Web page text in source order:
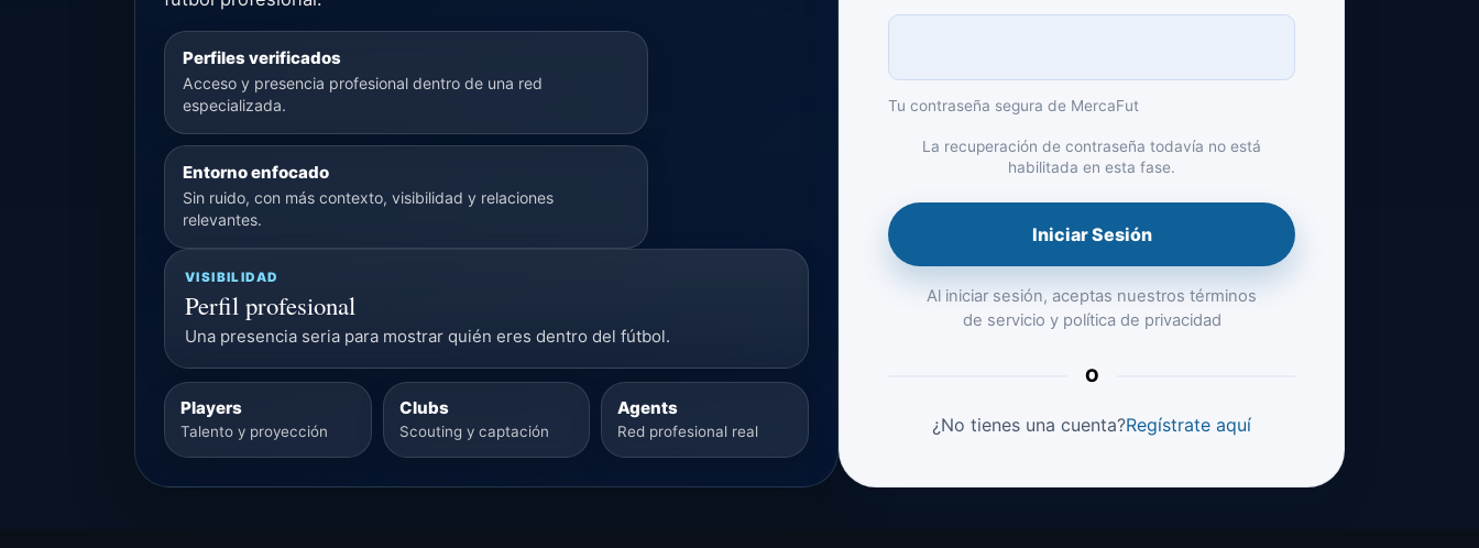
Perfiles verificados
Acceso y presencia profesional dentro de una red
especializada.
Entorno enfocado
Sin ruido, con más contexto, visibilidad y relaciones
relevantes.
VISIBILIDAD
Perfil profesional
Una presencia seria para mostrar quién eres dentro del fútbol.
Players
Talento y proyección
Clubs
Scouting y captación
Agents
Red profesional real
Tu contraseña segura de MercaFut
La recuperación de contraseña todavía no está
habilitada en esta fase.
Iniciar Sesión
Al iniciar sesión, aceptas nuestros términos
de servicio y política de privacidad
O
¿No tienes una cuenta?Regístrate aquí